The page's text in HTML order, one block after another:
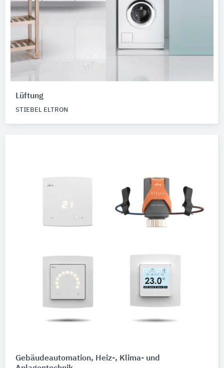
Lüftung
STIEBEL ELTRON
Gebäudeautomation, Heiz-, Klima- und